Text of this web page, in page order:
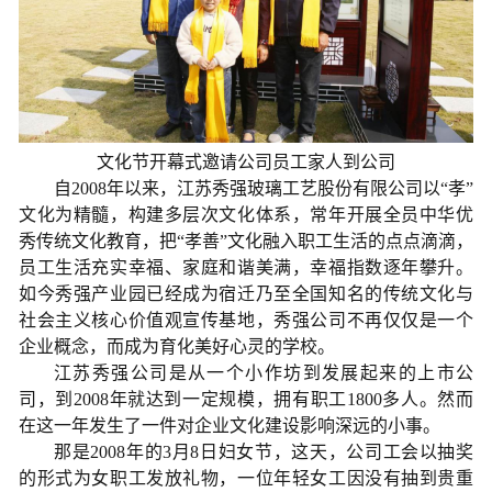
文化节开幕式邀请公司员工家人到公司
自2008年以来，江苏秀强玻璃工艺股份有限公司以“孝”
文化为精髓，构建多层次文化体系，常年开展全员中华优
秀传统文化教育，把“孝善”文化融入职工生活的点点滴滴，
员工生活充实幸福、家庭和谐美满，幸福指数逐年攀升。
如今秀强产业园已经成为宿迁乃至全国知名的传统文化与
社会主义核心价值观宣传基地，秀强公司不再仅仅是一个
企业概念，而成为育化美好心灵的学校。
江苏秀强公司是从一个小作坊到发展起来的上市公
司，到2008年就达到一定规模，拥有职工1800多人。然而
在这一年发生了一件对企业文化建设影响深远的小事。
那是2008年的3月8日 妇女节，这天， 公司工会以抽奖
的形式为女职工发放礼物，一位年轻女工 因没有抽到贵重